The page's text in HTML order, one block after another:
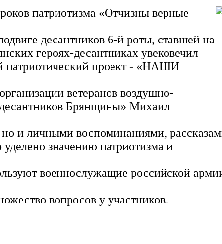
патриотизма «Отчизны верные
десантников 6-й роты, ставшей на
героях-десантниках увековечил
патриотический проект - «НАШИ
ветеранов воздушно-
Брянщины» Михаил
и личными воспоминаниями,
значению патриотизма и
военнослужащие российской
вопросов у участников.